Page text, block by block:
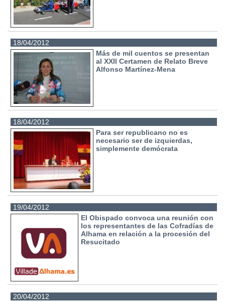
18/04/2012
Más de mil cuentos se presentan
al XXII Certamen de Relato Breve
Alfonso Martínez-Mena
18/04/2012
Para ser republicano no es
necesario ser de izquierdas,
simplemente demócrata
19/04/2012
El Obispado convoca una reunión con
los representantes de las Cofradías de
Alhama en relación a la procesión del
Resucitado
20/04/2012